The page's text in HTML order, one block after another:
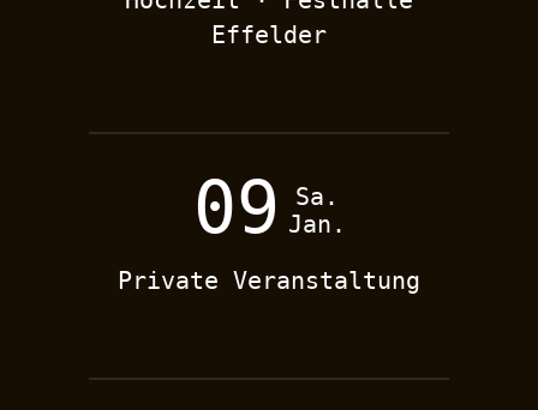
Effelder
09
Sa.
Jan.
Private Veranstaltung